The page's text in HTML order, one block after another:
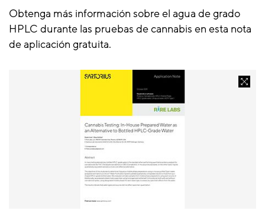
Obtenga más información sobre el agua de grado
HPLC durante las pruebas de cannabis en esta nota
de aplicación gratuita.